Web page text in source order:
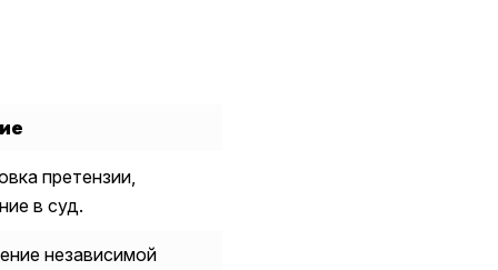
претензии,
в суд.
независимой